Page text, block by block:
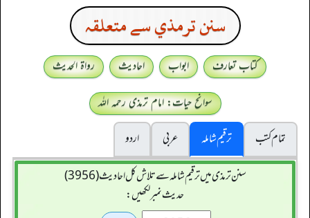
سنن ترمذي سے متعلقہ
کتاب تعارف ابواب احادیث
رواۃ الحدیث
سوانح حیات: امام ترمذی رحمہ اللہ
تمام کتب
ترقیم شاملہ عربی
اردو
سنن ترمذی میں ترقیم شاملہ سے تلاش کل احادیث (3956)
حدیث نمبر لکھیں: